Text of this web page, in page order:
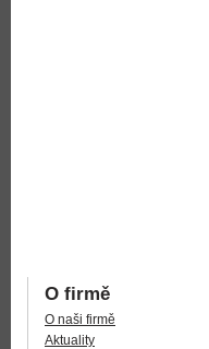
O firmě
O naši firmě
Aktuality